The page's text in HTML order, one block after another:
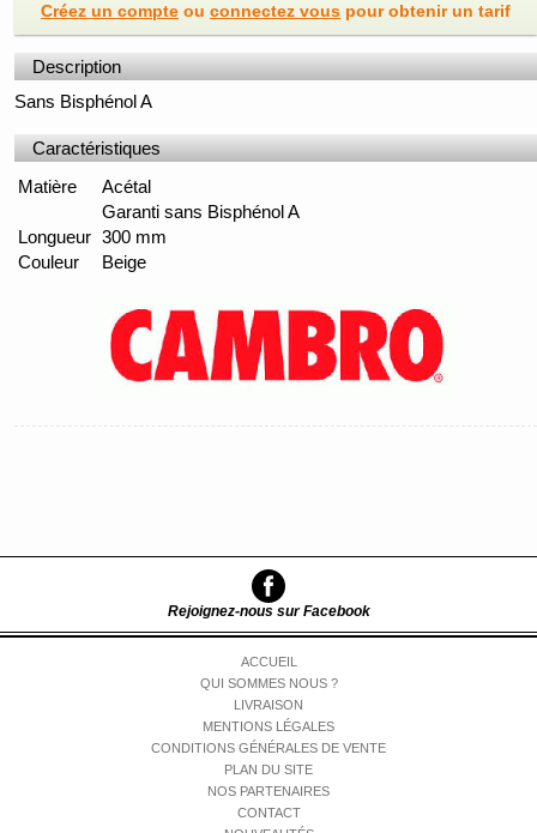
Créez un compte ou connectez vous pour obtenir un tarif
Description
Sans Bisphénol A
Caractéristiques
Matière
Acétal
Garanti sans Bisphénol A
Longueur 300 mm
Couleur
Beige
Rejoignez-nous sur Facebook
ACCUEIL
QUI SOMMES NOUS ?
LIVRAISON
MENTIONS LÉGALES
CONDITIONS GÉNÉRALES DE VENTE
PLAN DU SITE
NOS PARTENAIRES
CONTACT